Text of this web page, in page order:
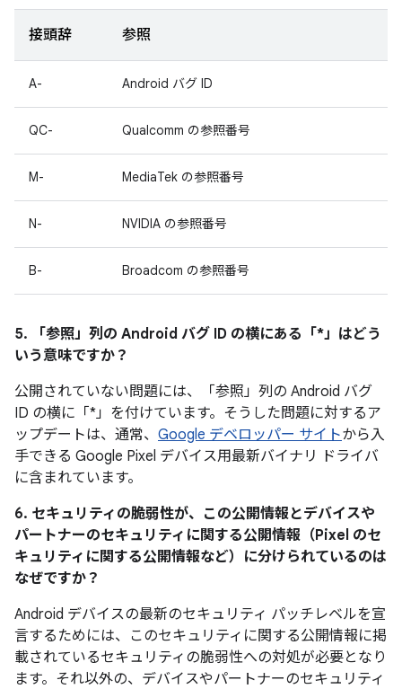
接頭辞 参照
A- Android バグ ID
QC- Qualcomm の参照番号
M- MediaTek の参照番号
N- NVIDIA の参照番号
B- Broadcom の参照番号
5. 「参照」 列の Android バグ ID の横にある「*」はどう
いう意味ですか？
公開されていない問題には、「参照」列の Android バグ
ID の横に「*」を付けています。そうした問題に対するア
ップデートは、通常、 Google デベロッパー サイトから入
手できる Google Pixel デバイス用最新バイナリ ドライバ
に含まれています。
6. セキュリティの脆弱性が、この公開情報とデバイスや
パートナーのセキュリティに関する公開情報（Pixel のセ
キュリティに関する公開情報など）に分けられているのは
なぜですか？
Android デバイスの最新のセキュリティ パッチレベルを宣
言するためには、このセキュリティに関する公開情報に掲
載されているセキュリティの脆弱性への対処が必要となり
ます。それ以外の、デバイスやパートナーのセキュリティ